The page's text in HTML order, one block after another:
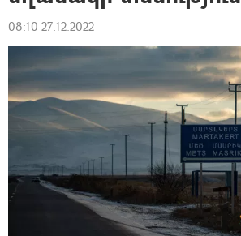
08:10 27.12.2022